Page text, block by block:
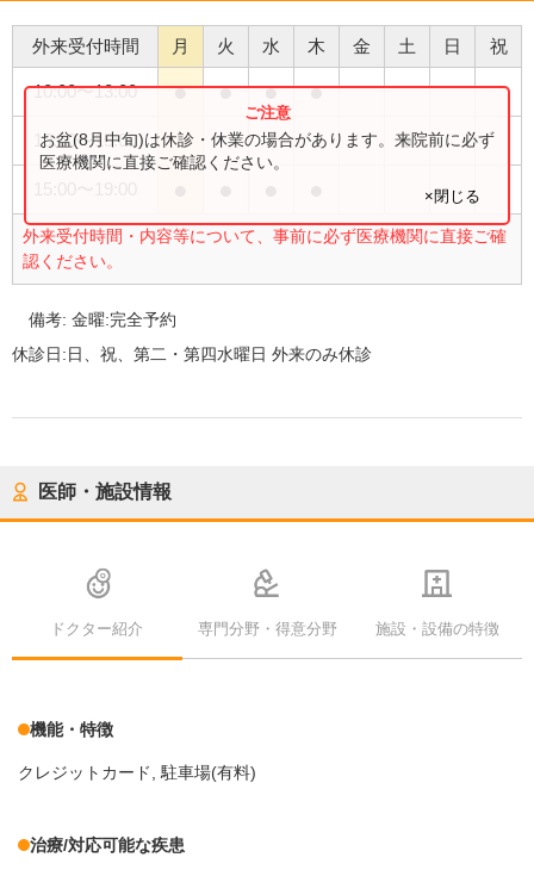
外来受付時間 月 火 水 木 金 土 日 祝
10:00〜13:00 ● ● ● ●
10:00〜15:00 ●
外来受付時間・内容等について、事前に必ず医療機関に直接ご確
認ください。
お盆(8月中旬)は休診・休業の場合があります。来院前に必ず
医療機関に直接ご確認ください。
×閉じる
備考:金曜:完全予約
休診日:日、祝、第二・第四水曜日 外来のみ休診
医師・施設情報
ドクター紹介 専門分野・得意分野 施設・設備の特徴
機能・特徴
クレジットカード 駐車場(有料)
治療/対応可能な疾患